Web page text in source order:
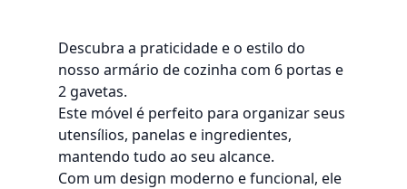
Descubra a praticidade e o estilo do
nosso armário de cozinha com 6 portas e
2 gavetas.
Este móvel é perfeito para organizar seus
utensílios, panelas e ingredientes,
mantendo tudo ao seu alcance.
Com um design moderno e funcional, ele